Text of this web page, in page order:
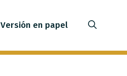
Versión en papel